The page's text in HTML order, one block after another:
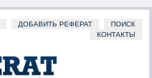
ДОБАВИТЬ РЕФЕРАТ
ПОИСК
КОНТАКТЫ